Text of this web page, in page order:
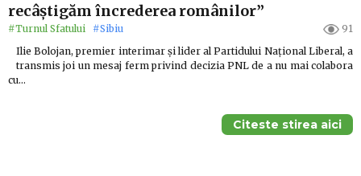
recâștigăm încrederea românilor”
#Turnul Sfatului #Sibiu
91
Ilie Bolojan, premier interimar și lider al Partidului Național Liberal, a
transmis joi un mesaj ferm privind decizia PNL de a nu mai colabora
cu…
Citeste stirea aici